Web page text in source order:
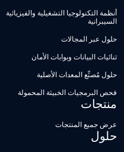
أنظمة التكنولوجيا التشغيلية والفيزيائية
السيبرانية
حلول عبر المجالات
ثنائيات البيانات وبوابات الأمان
حلول مُصنِّع المعدات الأصلية
فحص البرمجيات الخبيثة المحمولة
منتجات
عرض جميع المنتجات
حلول